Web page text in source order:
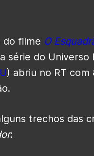
do filme O
série do Universo
) abriu no RT com
trechos das
: